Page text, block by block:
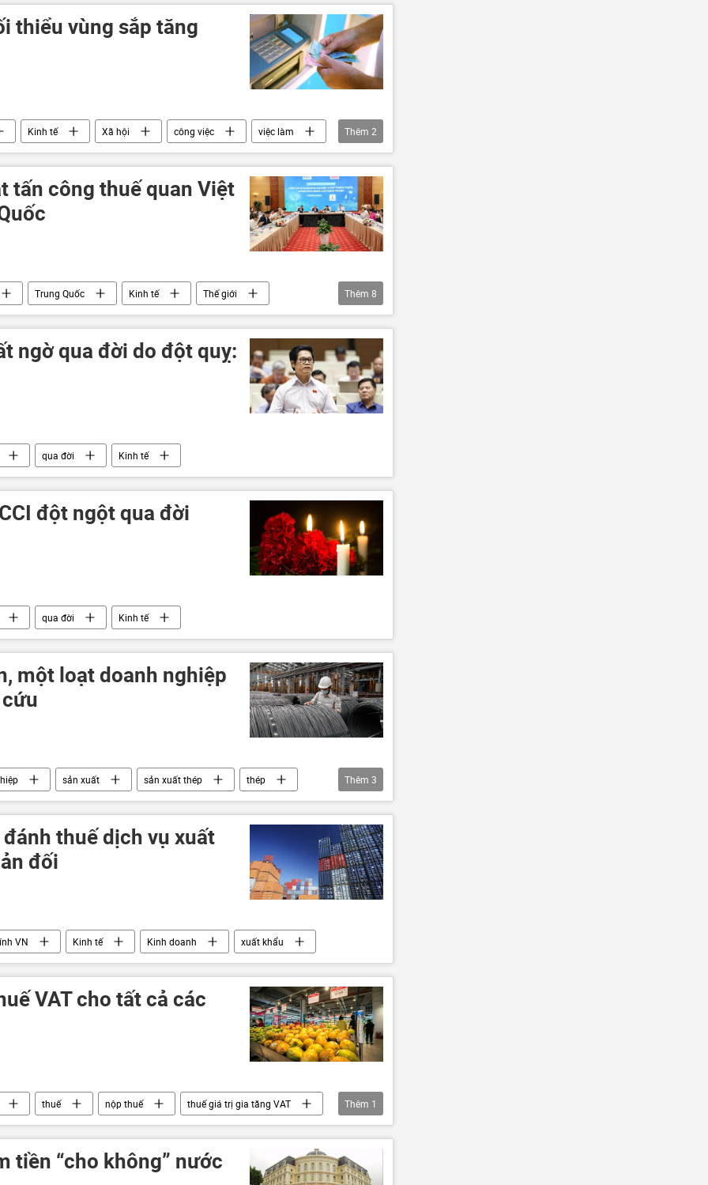
thiểu vùng sắp tăng
Kinh tế Xã hội công việc
việc làm
Thêm 2
tấn công thuế quan Việt
Trung Quốc Kinh tế
Thế giới
Tây thương mại
nhập khẩu
nghiệp
Thêm 8
ngờ qua đời do đột quỵ:
qua đời Kinh tế
đột ngột qua đời
qua đời Kinh tế
một loạt doanh nghiệp
sản xuất sản xuất thép
thép
tế Kinh doanh
Thêm 3
thuế dịch vụ xuất
đối
VN Kinh tế Kinh doanh xuất khẩu
VAT cho tất cả các
thuế nộp thuế
thuế giá trị gia tăng VAT
Thêm 1
tiền “cho không” nước